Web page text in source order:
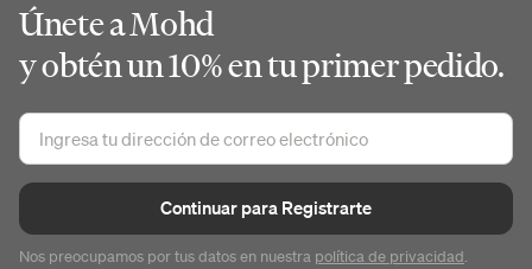
Únete a Mohd
y obtén un 10% en tu primer pedido.
Continuar para Registrarte
Nos preocupamos por tus datos en nuestra política de privacidad.